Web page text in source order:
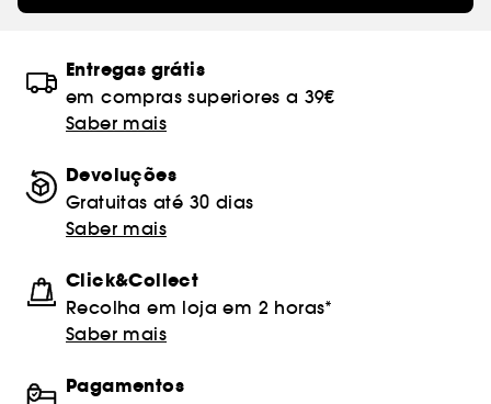
Entregas grátis
em compras superiores a 39€
Saber mais
Devoluções
Gratuitas até 30 dias
Saber mais
Click&Collect
Recolha em loja em 2 horas*
Saber mais
Pagamentos